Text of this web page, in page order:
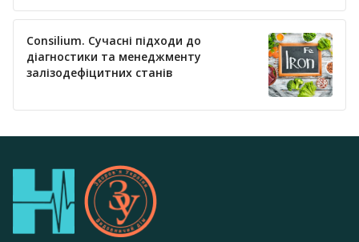
Consilium. Сучасні підходи до
діагностики та менеджменту
залізодефіцитних станів